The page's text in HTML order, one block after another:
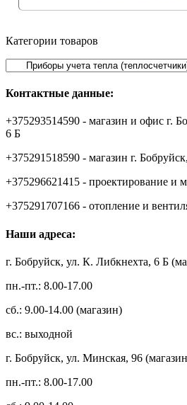
Категории товаров
Контактные данные:
+375293514590 - магазин и офис г.
6 Б
+375291518590 - магазин г.
+375296621415 - проектирование и
+375291707166 - отопление и
Наши адреса:
г. Бобруйск, ул. К. Либкнехта, 6 Б
пн.-пт.: 8.00-17.00
сб.: 9.00-14.00 (магазин)
вс.: выходной
г. Бобруйск, ул. Минская, 96
пн.-пт.: 8.00-17.00